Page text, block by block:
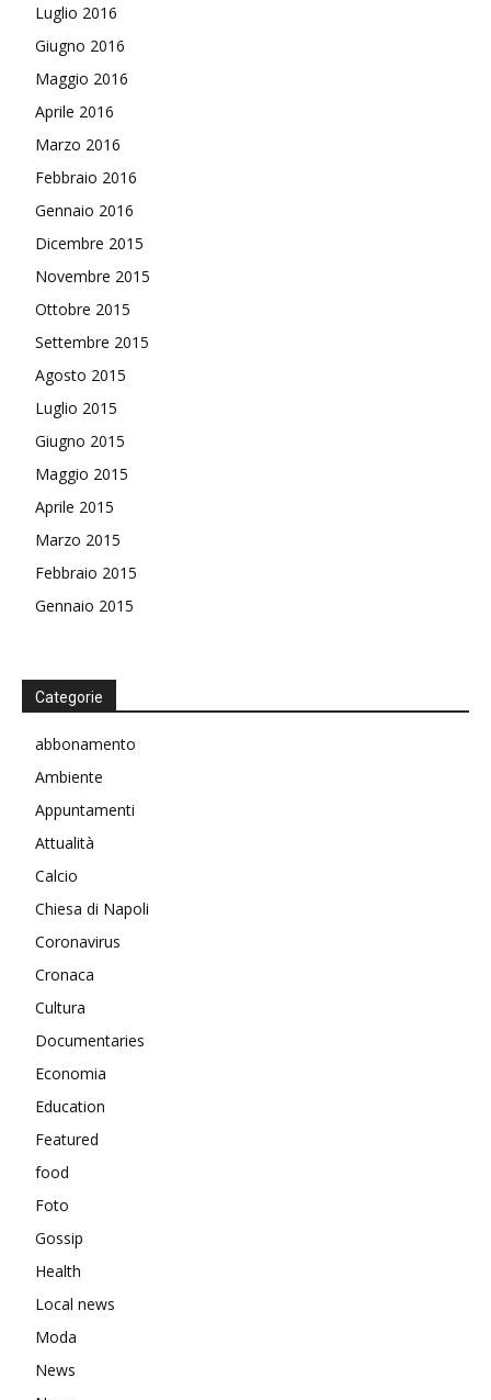
Luglio 2016
Giugno 2016
Maggio 2016
Aprile 2016
Marzo 2016
Febbraio 2016
Gennaio 2016
Dicembre 2015
Novembre 2015
Ottobre 2015
Settembre 2015
Agosto 2015
Luglio 2015
Giugno 2015
Maggio 2015
Aprile 2015
Marzo 2015
Febbraio 2015
Gennaio 2015
Categorie
abbonamento
Ambiente
Appuntamenti
Attualità
Calcio
Chiesa di Napoli
Coronavirus
Cronaca
Cultura
Documentaries
Economia
Education
Featured
food
Foto
Gossip
Health
Local news
Moda
News